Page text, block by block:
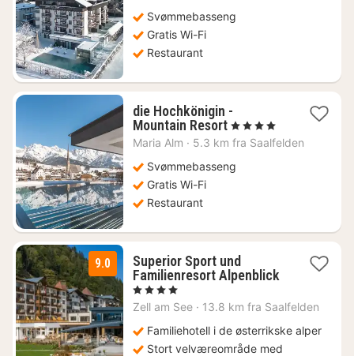
Svømmebasseng
Gratis Wi-Fi
Restaurant
die Hochkönigin -
Mountain Resort1
natt
3254
, 4 Stjerner
Maria Alm · 5.3 km fra Saalfelden
Svømmebasseng
Gratis Wi-Fi
Restaurant
9.0
Superior Sport und
Familienresort Alpenblick
2
netter
2500
kr.
, 4 Stjerner
Zell am See · 13.8 km fra Saalfelden
Familiehotell i de østerrikske alper
Stort velværeområde med